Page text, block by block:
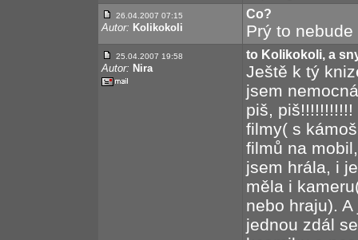
26.04.2007 07:15
Autor: Kolikokoli
Co?
Prý to
25.04.2007 19:58
Autor: Nira
to Kolikokoli, a
Ještě k tý
jsem
piš,
filmy( s
filmů na
jsem hrála, i
měla i
nebo hraju).
jednou zdál